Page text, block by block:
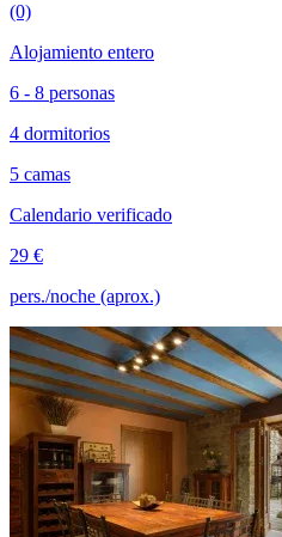
(0)
Alojamiento entero
6 - 8 personas
4 dormitorios
5 camas
Calendario verificado
29 €
pers./noche (aprox.)